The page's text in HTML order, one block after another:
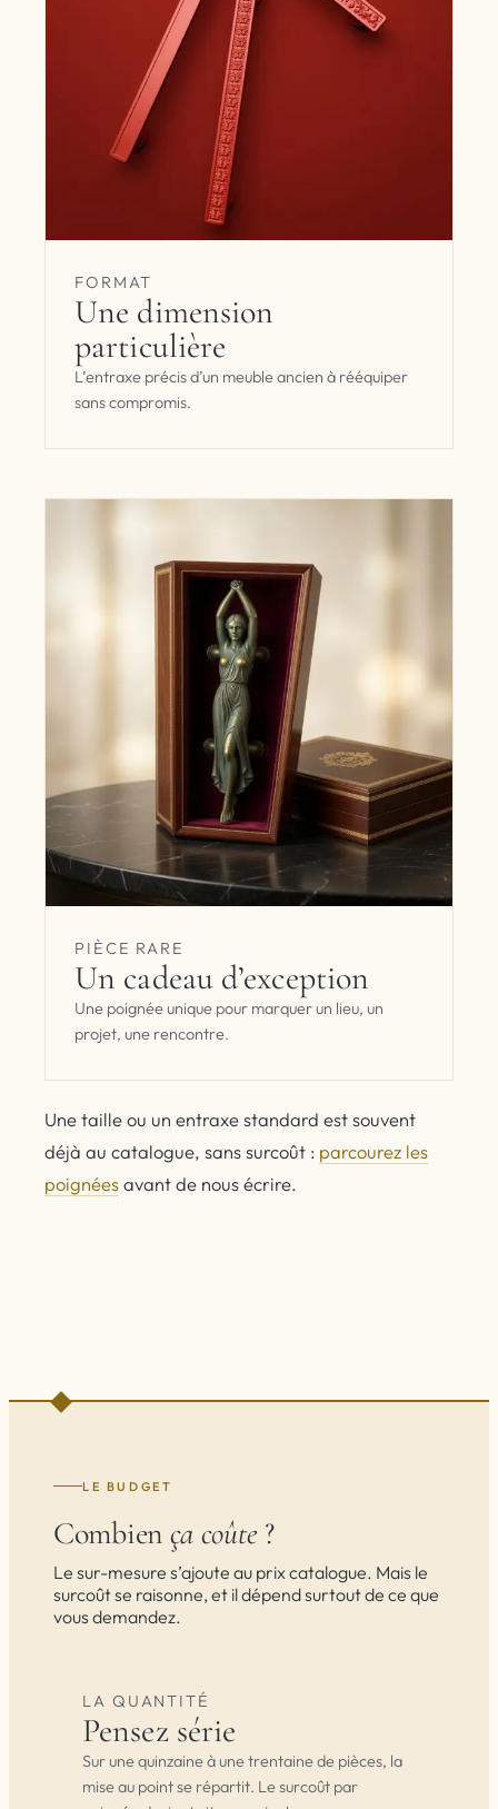
FORMAT
Une dimension
particulière
L’entraxe précis d’un meuble ancien à rééquiper
sans compromis.
PIÈCE RARE
Un cadeau d’exception
Une poignée unique pour marquer un lieu, un
projet, une rencontre.
Une taille ou un entraxe standard est souvent
déjà au catalogue, sans surcoût : parcourez les
poignéesavant de nous écrire.
LE BUDGET
Combien ça coûte ?
Le sur-mesure s’ajoute au prix catalogue. Mais le
surcoût se raisonne, et il dépend surtout de ce que
vous demandez.
LA QUANTITÉ
Pensez série
Sur une quinzaine à une trentaine de pièces, la
mise au point se répartit. Le surcoût par